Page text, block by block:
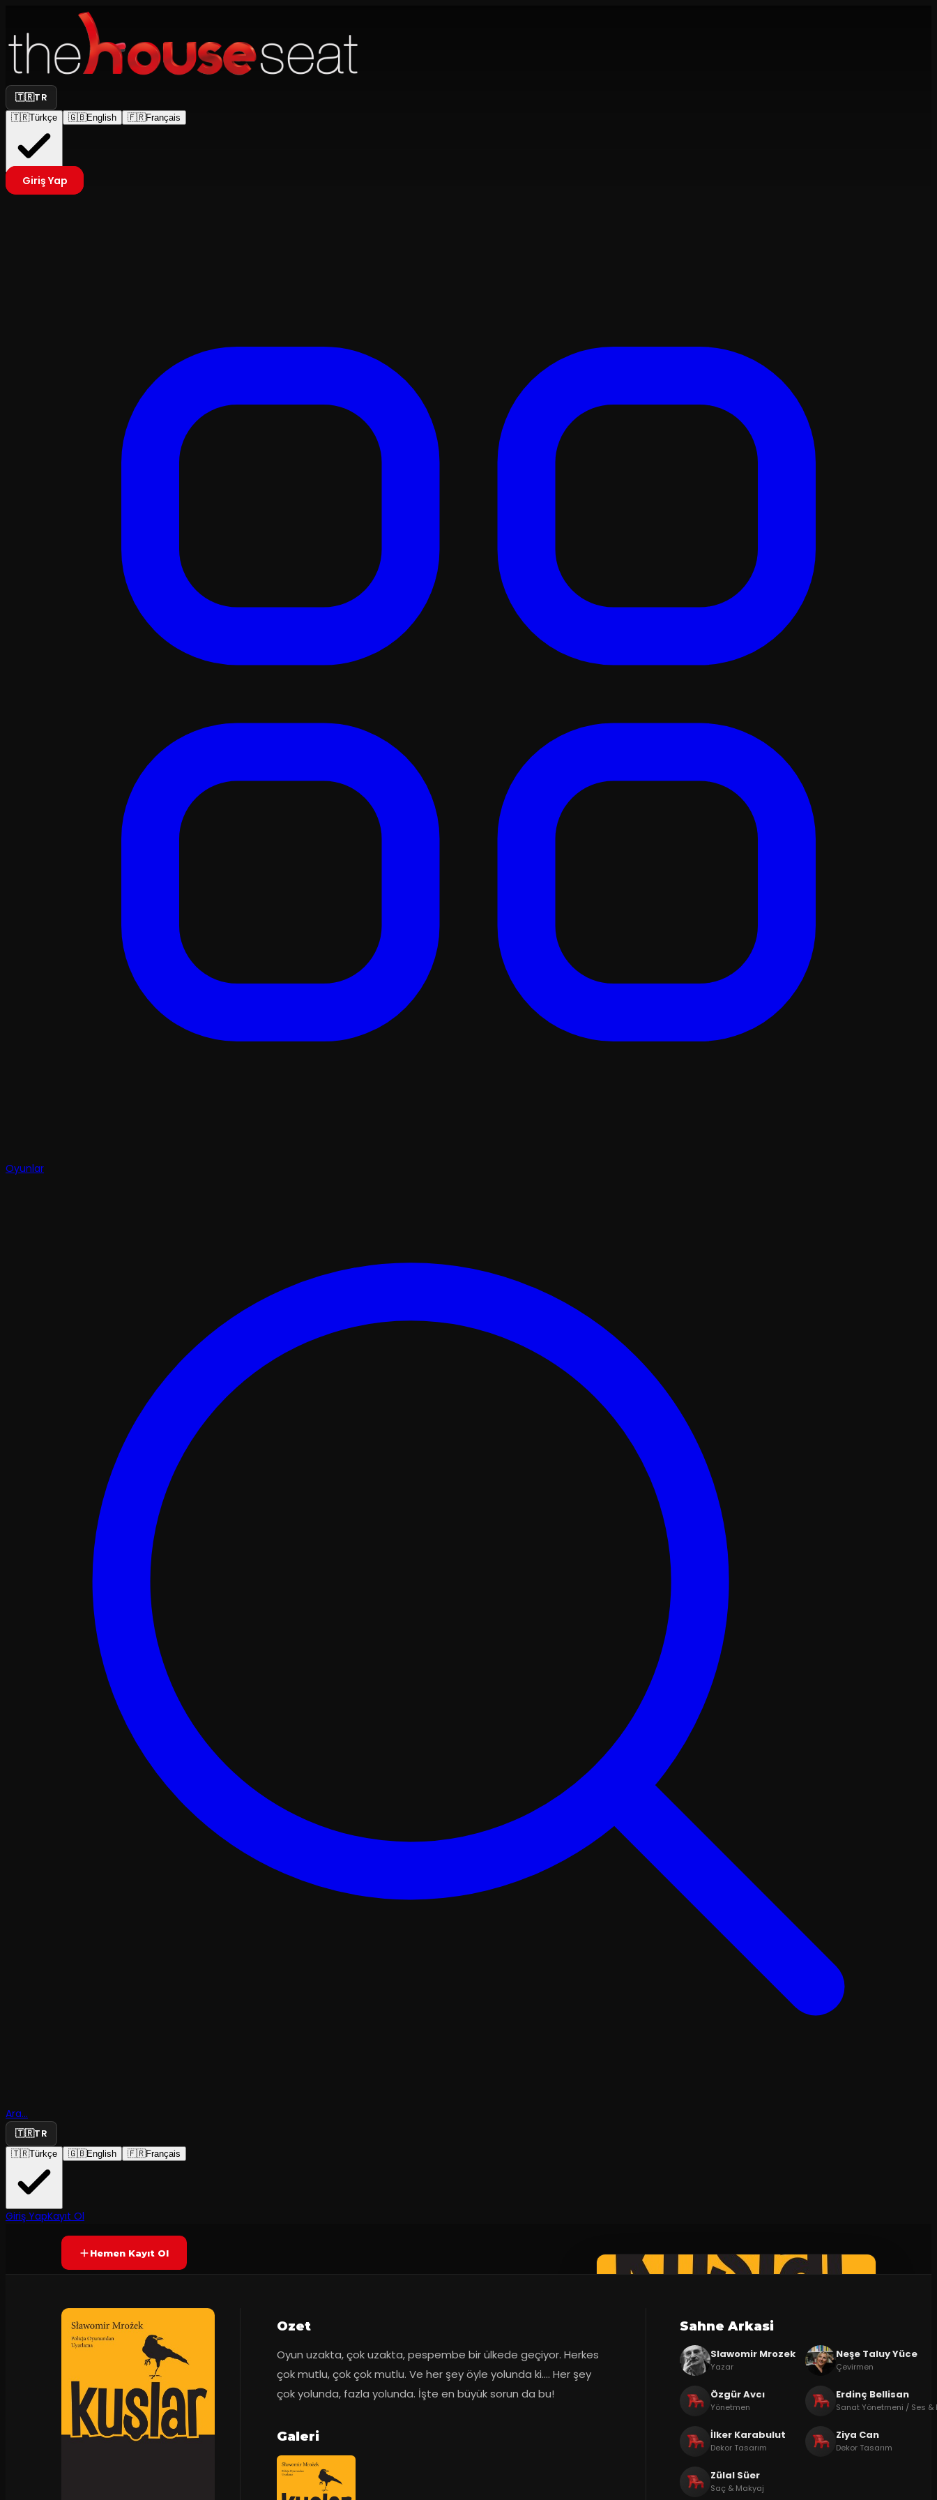
🇹🇷TR
🇹🇷Türkçe 🇬🇧English 🇫🇷Français
Giriş Yap
Oyunlar
Ara...
🇹🇷TR
🇹🇷Türkçe 🇬🇧English 🇫🇷Français
Giriş YapKayıt Ol
Kuşlar
YAKINDA
Hemen Kayıt Ol
Ozet
Oyun uzakta, çok uzakta, pespembe bir ülkede geçiyor. Herkes
çok mutlu, çok çok mutlu. Ve her şey öyle yolunda ki.... Her şey
çok yolunda, fazla yolunda. İşte en büyük sorun da bu!
Galeri
Sahne Arkasi
Slawomir Mrozek
Yazar
Neşe Taluy Yüce
Çevirmen
Özgür Avcı
Yönetmen
Erdinç Bellisan
Sanat Yönetmeni / Ses &
İlker Karabulut
Dekor Tasarım
Ziya Can
Dekor Tasarım
Zülal Süer
Saç & Makyaj